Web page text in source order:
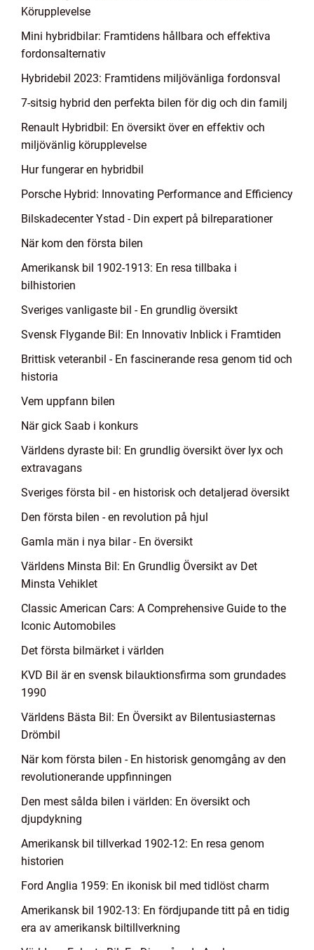
Körupplevelse
Mini hybridbilar: Framtidens hållbara och effektiva
fordonsalternativ
Hybridebil 2023: Framtidens miljövänliga fordonsval
7-sitsig hybrid den perfekta bilen för dig och din familj
Renault Hybridbil: En översikt över en effektiv och
miljövänlig körupplevelse
Hur fungerar en hybridbil
Porsche Hybrid: Innovating Performance and Efficiency
Bilskadecenter Ystad - Din expert på bilreparationer
När kom den första bilen
Amerikansk bil 1902-1913: En resa tillbaka i
bilhistorien
Sveriges vanligaste bil - En grundlig översikt
Svensk Flygande Bil: En Innovativ Inblick i Framtiden
Brittisk veteranbil - En fascinerande resa genom tid och
historia
Vem uppfann bilen
När gick Saab i konkurs
Världens dyraste bil: En grundlig översikt över lyx och
extravagans
Sveriges första bil - en historisk och detaljerad översikt
Den första bilen - en revolution på hjul
Gamla män i nya bilar - En översikt
Världens Minsta Bil: En Grundlig Översikt av Det
Minsta Vehiklet
Classic American Cars: A Comprehensive Guide to the
Iconic Automobiles
Det första bilmärket i världen
KVD Bil är en svensk bilauktionsfirma som grundades
1990
Världens Bästa Bil: En Översikt av Bilentusiasternas
Drömbil
När kom första bilen - En historisk genomgång av den
revolutionerande uppfinningen
Den mest sålda bilen i världen: En översikt och
djupdykning
Amerikansk bil tillverkad 1902-12: En resa genom
historien
Ford Anglia 1959: En ikonisk bil med tidlöst charm
Amerikansk bil 1902-13: En fördjupande titt på en tidig
era av amerikansk biltillverkning